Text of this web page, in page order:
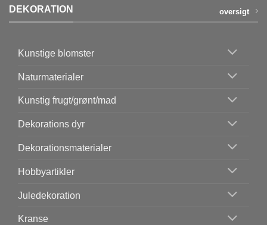
DEKORATION oversigt
Kunstige blomster
Naturmaterialer
Kunstig frugt/grønt/mad
Dekorations dyr
Dekorationsmaterialer
Hobbyartikler
Juledekoration
Kranse